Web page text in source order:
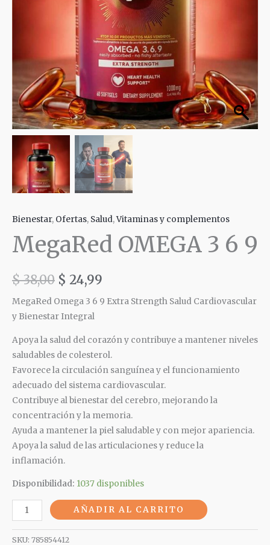
Bienestar, Ofertas, Salud,Vitaminas y complementos
MegaRed OMEGA 3 6 9
$38,00 $ 24,99
MegaRed Omega 3 6 9 Extra Strength Salud Cardiovascular
y Bienestar Integral
Apoya la salud del corazóny contribuye a mantener niveles
saludables de colesterol.
Favorece la circulación sanguíneay el funcionamiento
adecuado del sistema cardiovascular.
Contribuye al bienestar del cerebro, mejorando la
concentracióny la memoria.
Ayuda a mantener la piel saludable y con mejor apariencia.
Apoya la salud de las articulaciones y reduce la
inflamación.
Disponibilidad: 1037 disponibles
AÑADIR AL CARRITO
SKU: 785854412